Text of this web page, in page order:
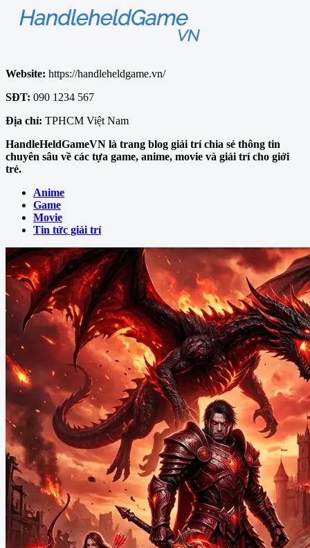
Website: https://handleheldgame.vn/
SĐT: 090 1234 567
Địa chỉ: TPHCM Việt Nam
HandleHeldGameVN là trang blog giải trí chia sẻ thông tin
chuyên sâu về các tựa game, anime, movie và giải trí cho giới
trẻ.
Anime
Game
Movie
Tin tức giải trí